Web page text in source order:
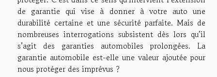
de garantie qui vise à donner à votre auto une
durabilité certaine et une sécurité parfaite. Mais de
nombreuses interrogations subsistent dès lors qu’il
s’agit des garanties automobiles prolongées. La
garantie automobile est-elle une valeur ajoutée pour
nous protéger des imprévus ?